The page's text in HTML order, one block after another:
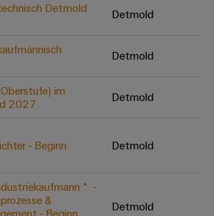
Detmold
Detmold
Detmold
im
2027
Detmold
- Beginn
Detmold
* ​ -
&
Detmold